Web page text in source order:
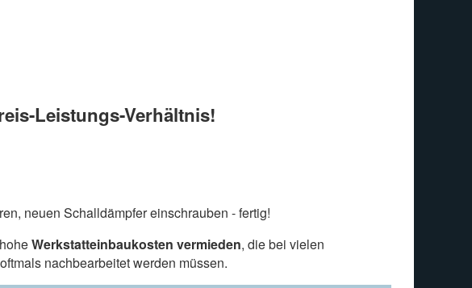
Leistungs-Verhältnis!
neuen Schalldämpfer einschrauben - fertig!
Werkstatteinbaukosten vermieden, die bei vielen
nachbearbeitet werden müssen.